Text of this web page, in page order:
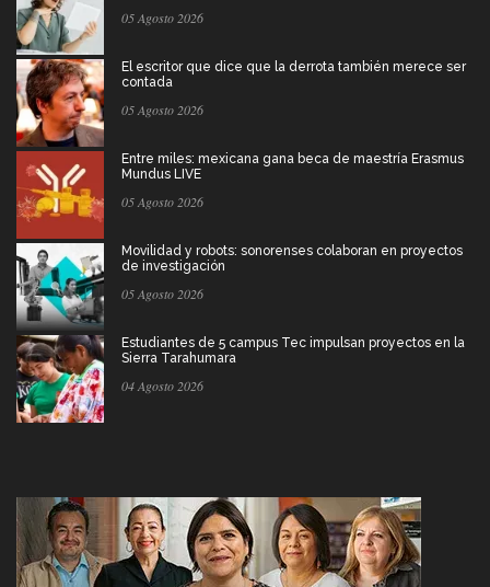
05 Agosto 2026
El escritor que dice que la derrota también merece ser
contada
05 Agosto 2026
Entre miles: mexicana gana beca de maestría Erasmus
Mundus LIVE
05 Agosto 2026
Movilidad y robots: sonorenses colaboran en proyectos
de investigación
05 Agosto 2026
Estudiantes de 5 campus Tec impulsan proyectos en la
Sierra Tarahumara
04 Agosto 2026